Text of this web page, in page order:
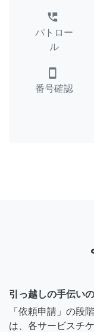
perm_phone_msg
パトロー
ル
smartphone
番号確認
引っ越しの手伝い
「依頼申請」の段
は、各サービスチ